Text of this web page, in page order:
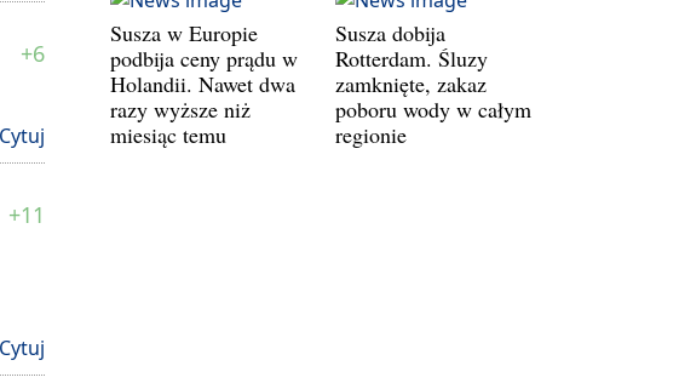
+6
Cytuj
+11
Cytuj
Susza w Europie
podbija ceny prądu w
Holandii. Nawet dwa
razy wyższe niż
miesiąc temu
Susza dobija
Rotterdam. Śluzy
zamknięte, zakaz
poboru wody w całym
regionie